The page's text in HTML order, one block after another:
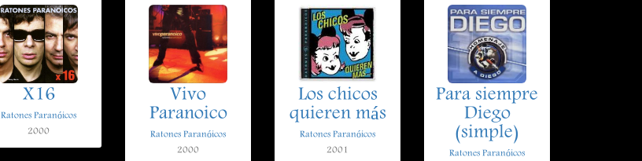
X16
Ratones Paranóicos
2000
Vivo
Paranoico
Ratones Paranóicos
2000
Los chicos
quieren más
Ratones Paranóicos
2001
Para siempre
Diego
(simple)
Ratones Paranóicos